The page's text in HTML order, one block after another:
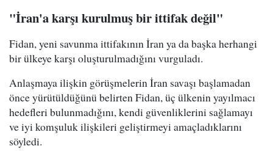
"İran'a karşı kurulmuş bir ittifak değil"
Fidan, yeni savunma ittifakının İran ya da başka herhangi
bir ülkeye karşı oluşturulmadığını vurguladı.
Anlaşmaya ilişkin görüşmelerin İran savaşı başlamadan
önce yürütüldüğünü belirten Fidan, üç ülkenin yayılmacı
hedefleri bulunmadığını, kendi güvenliklerini sağlamayı
ve iyi komşuluk ilişkileri geliştirmeyi amaçladıklarını
söyledi.